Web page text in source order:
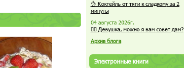
👌 Коктейль от тяги к сладкому за 2
минуты
04 августа 2026г.
🏋️‍♀️ Девушка, можно я вам совет дам?
Архив блога
Электронные книги